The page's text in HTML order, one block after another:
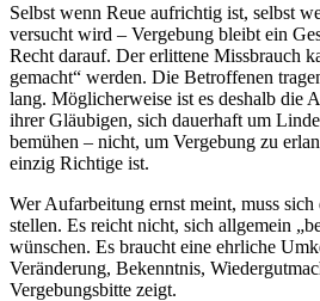
Selbst wenn Reue aufrichtig ist, selbst
versucht wird – Vergebung bleibt ein
Recht darauf. Der erlittene Missbrauch
gemacht“ werden. Die Betroffenen
lang. Möglicherweise ist es deshalb die
ihrer Gläubigen, sich dauerhaft um
bemühen – nicht, um Vergebung zu
einzig Richtige ist.
Wer Aufarbeitung ernst meint, muss sich
stellen. Es reicht nicht, sich allgemein
wünschen. Es braucht eine ehrliche
Veränderung, Bekenntnis,
Vergebungsbitte zeigt.